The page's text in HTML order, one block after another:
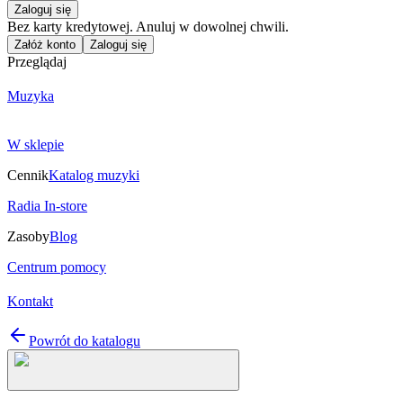
Zaloguj się
Bez karty kredytowej. Anuluj w dowolnej chwili.
Załóż konto Zaloguj się
Przeglądaj
Muzyka
W sklepie
CennikKatalog muzyki
Radia In-store
ZasobyBlog
Centrum pomocy
Kontakt
Powrót do katalogu